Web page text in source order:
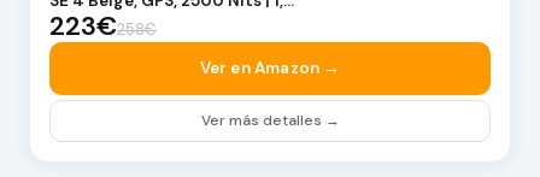
223€258€
Ver en Amazon →
Ver más detalles →